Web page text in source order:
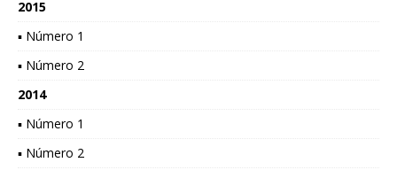
2015
▪ Número 1
▪ Número 2
2014
▪ Número 1
▪ Número 2